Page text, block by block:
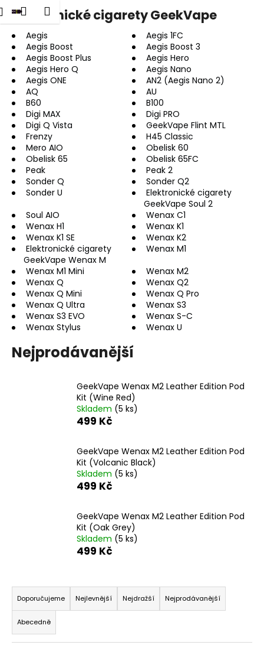
Přejít
na
obsah
Přihlášení
Nákupní
košík
Menu
Elektronické cigarety GeekVape
Aegis
Aegis 1FC
Aegis Boost
Aegis Boost 3
Aegis Boost Plus
Aegis Hero
Aegis Hero Q
Aegis Nano
Aegis ONE
AN2 (Aegis Nano 2)
AQ
AU
B60
B100
Digi MAX
Digi PRO
Digi Q Vista
GeekVape Flint MTL
Frenzy
H45 Classic
Mero AIO
Obelisk 60
Obelisk 65
Obelisk 65FC
Peak
Peak 2
Sonder Q
Sonder Q2
Sonder U
Elektronické cigarety
GeekVape Soul 2
Soul AIO
Wenax C1
Wenax H1
Wenax K1
Wenax K1 SE
Wenax K2
Elektronické cigarety
GeekVape Wenax M
Wenax M1
Wenax M1 Mini
Wenax M2
Wenax Q
Wenax Q2
Wenax Q Mini
Wenax Q Pro
Wenax Q Ultra
Wenax S3
Wenax S3 EVO
Wenax S-C
Wenax Stylus
Wenax U
Nejprodávanější
GeekVape Wenax M2 Leather Edition Pod
Kit (Wine Red)
Skladem (5 ks)
499 Kč
GeekVape Wenax M2 Leather Edition Pod
Kit (Volcanic Black)
Skladem (5 ks)
499 Kč
GeekVape Wenax M2 Leather Edition Pod
Kit (Oak Grey)
Skladem (5 ks)
499 Kč
Ř
a
z
e
n
Doporučujeme Nejlevnější Nejdražší Nejprodávanější
Abecedně
K
o Zpět
Zpět
C
o
p
o
t
ř
e
b
u
e
t
e
a
j
í
t
HLEDAT
m
e
DEKANG
USA